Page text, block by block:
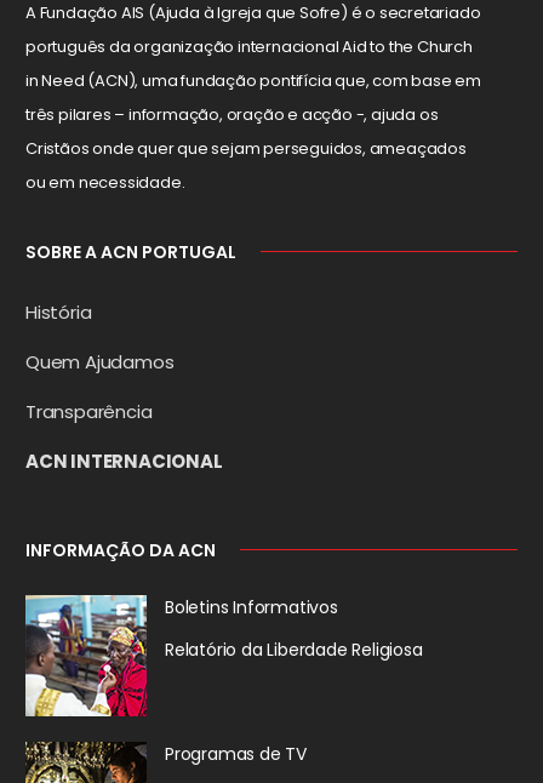
A Fundação AIS (Ajuda à Igreja que Sofre) é o secretariado
português da organização internacional Aid to the Church
in Need (ACN), uma fundação pontifícia que, com base em
três pilares – informação, oração e acção -, ajuda os
Cristãos onde quer que sejam perseguidos, ameaçados
ou em necessidade.
SOBRE A ACN PORTUGAL
História
Quem Ajudamos
Transparência
ACN INTERNACIONAL
INFORMAÇÃO DA ACN
Boletins Informativos
Relatório da Liberdade Religiosa
Programas de TV